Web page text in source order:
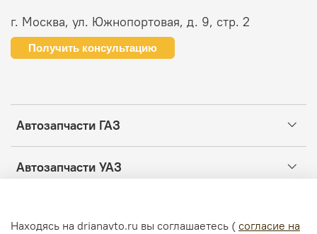
Автозапчасти ГАЗ
Автозапчасти УАЗ
г. Москва, ул. Южнопортовая, д. 9, стр. 2
Получить консультацию
Находясь на drianavto.ru вы соглашаетесь ( согласие на